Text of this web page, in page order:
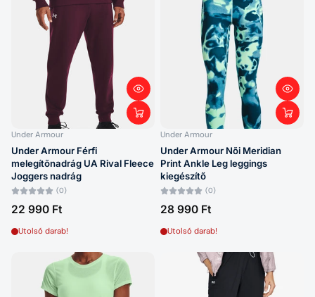
Under Armour
Under Armour Férfi
melegítõnadrág UA Rival Fleece
Joggers nadrág
(0)
22 990 Ft
Utolsó darab!
Under Armour
Under Armour Nõi Meridian
Print Ankle Leg leggings
kiegészítő
(0)
28 990 Ft
Utolsó darab!